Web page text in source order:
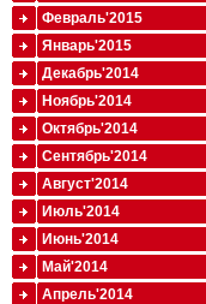
Февраль'2015
Январь'2015
Декабрь'2014
Ноябрь'2014
Октябрь'2014
Сентябрь'2014
Август'2014
Июль'2014
Июнь'2014
Май'2014
Апрель'2014